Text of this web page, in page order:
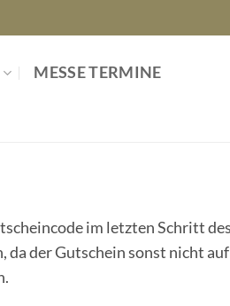
MESSE TERMINE
im letzten Schritt
da der Gutschein sonst nicht